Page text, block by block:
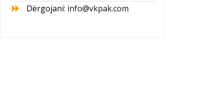
Dërgojani: info@vkpak.com